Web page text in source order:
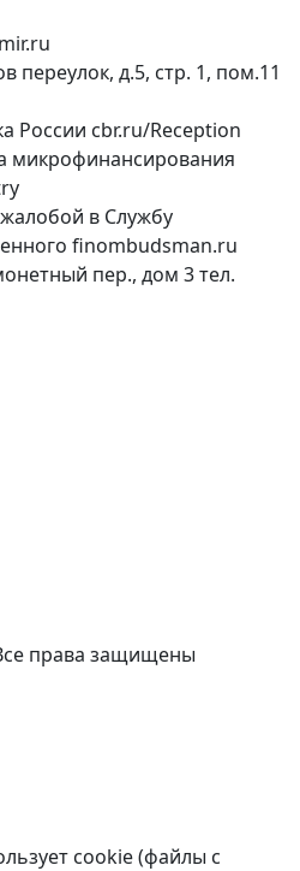
переулок, д.5, стр. 1, пом.11
России cbr.ru/Reception
микрофинансирования
в Службу
finombudsman.ru
пер., дом 3 тел.
права защищены
cookie (файлы с